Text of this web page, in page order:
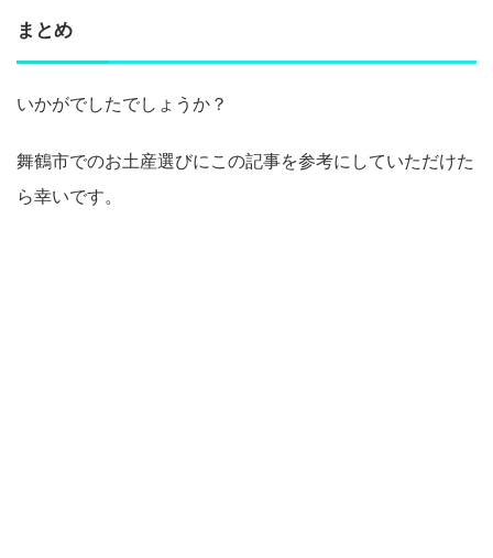
まとめ
いかがでしたでしょうか？
舞鶴市でのお土産選びにこの記事を参考にしていただけた
ら幸いです。